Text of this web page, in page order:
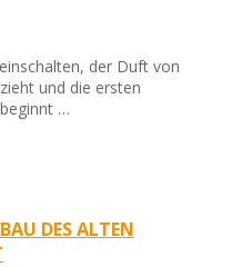
der Duft von
und die ersten
…
DES ALTEN